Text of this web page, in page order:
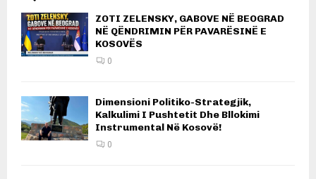
ZOTI ZELENSKY, GABOVE NË BEOGRAD
NË QËNDRIMIN PËR PAVARËSINË E
KOSOVËS
0
Dimensioni Politiko-Strategjik,
Kalkulimi I Pushtetit Dhe Bllokimi
Instrumental Në Kosovë!
0